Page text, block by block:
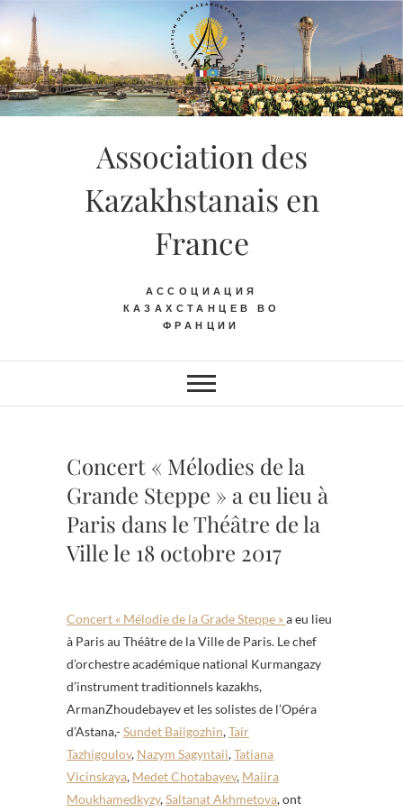
Skip
content
Association des
Kazakhstanais en
France
АССОЦИАЦИЯ
КАЗАХСТАНЦЕВ ВО
ФРАНЦИИ
Concert « Mélodies de la
Grande Steppe » a eu lieu à
Paris dans le Théâtre de la
Ville le 18 octobre 2017
Concert « Mélodie de la Grade Steppe »a eu lieu
à Paris au Théâtre de la Ville de Paris. Le chef
d’orchestre académique national Kurmangazy
d’instrument traditionnels kazakhs,
ArmanZhoudebayev et les solistes de l’Opéra
d’Astana,-Sundet Baiigozhin,Tair
Tazhigoulov, Nazym Sagyntaii,Tatiana
Vicinskaya, Medet Chotabayev, Maiira
Moukhamedkyzy,Saltanat Akhmetova, ont